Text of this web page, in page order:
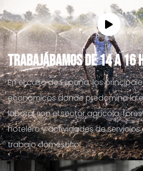
Trabajábamos de 14 a 16
En el caso de España, los
económicos donde predomina la
laboral son el sector agrícola,
hotelero y actividades de servicios
trabajo doméstico...